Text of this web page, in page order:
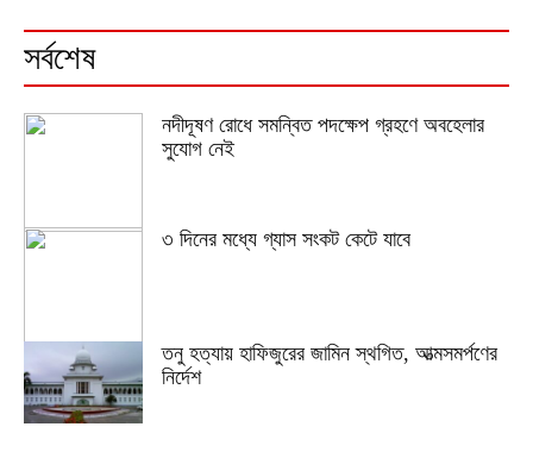
সর্বশেষ
নদীদূষণ রোধে সমন্বিত পদক্ষেপ গ্রহণে অবহেলার
সুযোগ নেই
৩ দিনের মধ্যে গ্যাস সংকট কেটে যাবে
তনু হত্যায় হাফিজুরের জামিন স্থগিত, আত্মসমর্পণের
নির্দেশ